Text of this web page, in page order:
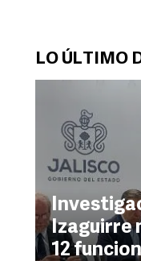
LO ÚLTIMO
Izaguirre
12